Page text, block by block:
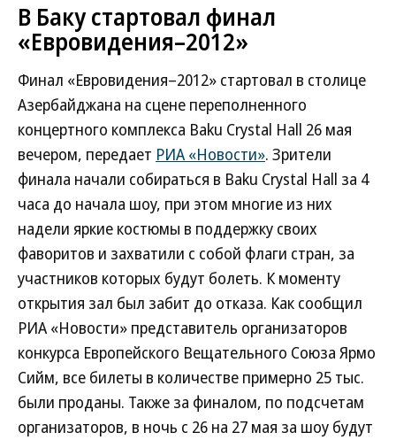
В Баку стартовал финал
«Евровидения–2012»
Финал «Евровидения–2012» стартовал в столице
Азербайджана на сцене переполненного
концертного комплекса Baku Crystal Hall 26 мая
вечером, передает РИА «Новости». Зрители
финала начали собираться в Baku Crystal Hall за 4
часа до начала шоу, при этом многие из них
надели яркие костюмы в поддержку своих
фаворитов и захватили с собой флаги стран, за
участников которых будут болеть. К моменту
открытия зал был забит до отказа. Как сообщил
РИА «Новости» представитель организаторов
конкурса Европейского Вещательного Союза Ярмо
Сийм, все билеты в количестве примерно 25 тыс.
были проданы. Также за финалом, по подсчетам
организаторов, в ночь с 26 на 27 мая за шоу будут